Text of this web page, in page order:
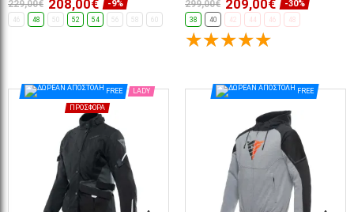
229,00€ 208,00€ -9%
46 48 50 52 54 56 58 60
299,00€ 209,00€ -30%
38 40 42 44 46 48
FREE LADY
ΠΡΟΣΦΟΡΆ
FREE